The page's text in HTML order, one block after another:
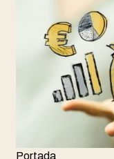
Portada